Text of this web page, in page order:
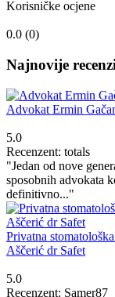
Korisničke ocjene
0.0 (0)
Najnovije
Advokat Ermin
5.0
Recenzent: totals
"Jedan od nove
sposobnih advokata
definitivno..."
Privatna
Aščerić dr Safet
5.0
Recenzent: Samer87